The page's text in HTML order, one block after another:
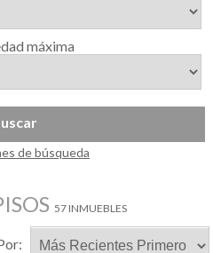
máxima
de búsqueda
57 INMUEBLES